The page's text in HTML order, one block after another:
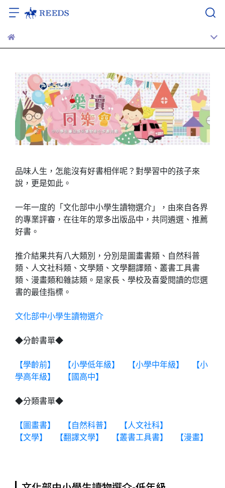
品味人生，怎能沒有好書相伴呢？對學習中的孩子來
說，更是如此。
一年一度的「文化部中小學生讀物選介」，由來自各界
的專業評審，在往年的眾多出版品中，共同遴選、推薦
好書。
推介結果共有八大類別，分別是圖畫書類、自然科普
類、人文社科類、文學類、文學翻譯類、叢書工具書
類、漫畫類和雜誌類。是家長、學校及喜愛閱讀的您選
書的最佳指標。
文化部中小學生讀物選介
◆分齡書單◆
【學齡前】 【小學低年級】 【小學中年級】
【小
學高年級】
【國高中】
◆分類書單◆
【圖畫書】 【自然科普】
【人文社科】
【文學】
【翻譯文學】 【叢書工具書】 【漫畫】